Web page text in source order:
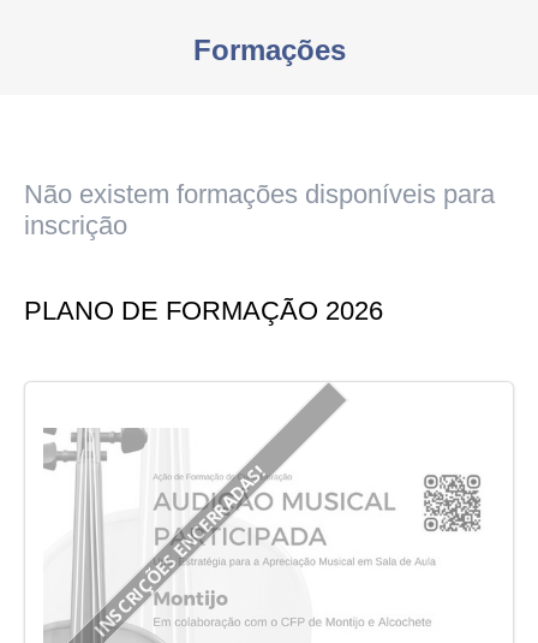
Formações
Não existem formações disponíveis para
inscrição
PLANO DE FORMAÇÃO 2026
INSCRIÇÕES ENCERRADAS!